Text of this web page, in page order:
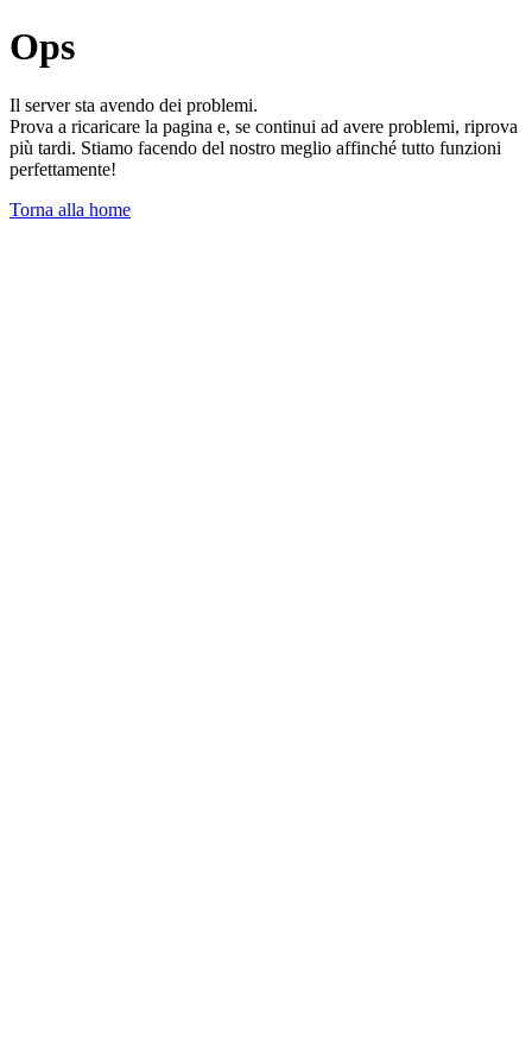
Ops
Il server sta avendo dei problemi.
Prova a ricaricare la pagina e, se continui ad avere problemi, riprova
più tardi. Stiamo facendo del nostro meglio affinché tutto funzioni
perfettamente!
Torna alla home